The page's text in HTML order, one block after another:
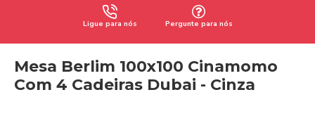
Ligue para nós Pergunte para nós
Mesa Berlim 100x100 Cinamomo
Com 4 Cadeiras Dubai - Cinza